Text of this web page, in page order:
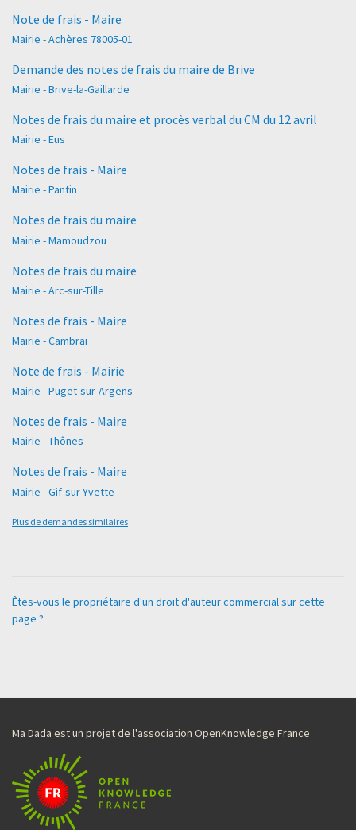
Note de frais - Maire
Mairie - Achères 78005-01
Demande des notes de frais du maire de Brive
Mairie - Brive-la-Gaillarde
Notes de frais du maire et procès verbal du CM du 12 avril
Mairie - Eus
Notes de frais - Maire
Mairie - Pantin
Notes de frais du maire
Mairie - Mamoudzou
Notes de frais du maire
Mairie - Arc-sur-Tille
Notes de frais - Maire
Mairie - Cambrai
Note de frais - Mairie
Mairie - Puget-sur-Argens
Notes de frais - Maire
Mairie - Thônes
Notes de frais - Maire
Mairie - Gif-sur-Yvette
Plus de demandes similaires
Êtes-vous le propriétaire d'un droit d'auteur commercial sur cette
page ?
Ma Dada est un projet de l'association OpenKnowledge France